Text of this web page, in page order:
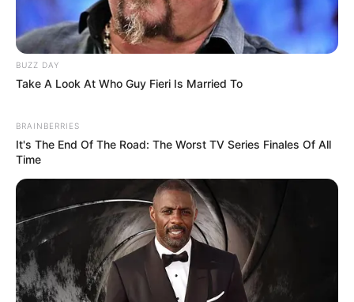
BUZZ DAY
Take A Look At Who Guy Fieri Is Married To
BRAINBERRIES
It's The End Of The Road: The Worst TV Series Finales Of All
Time